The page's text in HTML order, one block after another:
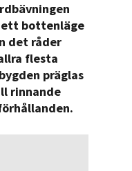
ett bottenläge
det råder
flesta
präglas
rinnande